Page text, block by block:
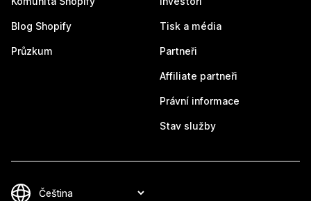
Blog Shopify
Průzkum
Tisk a média
Partneři
Affiliate partneři
Právní informace
Stav služby